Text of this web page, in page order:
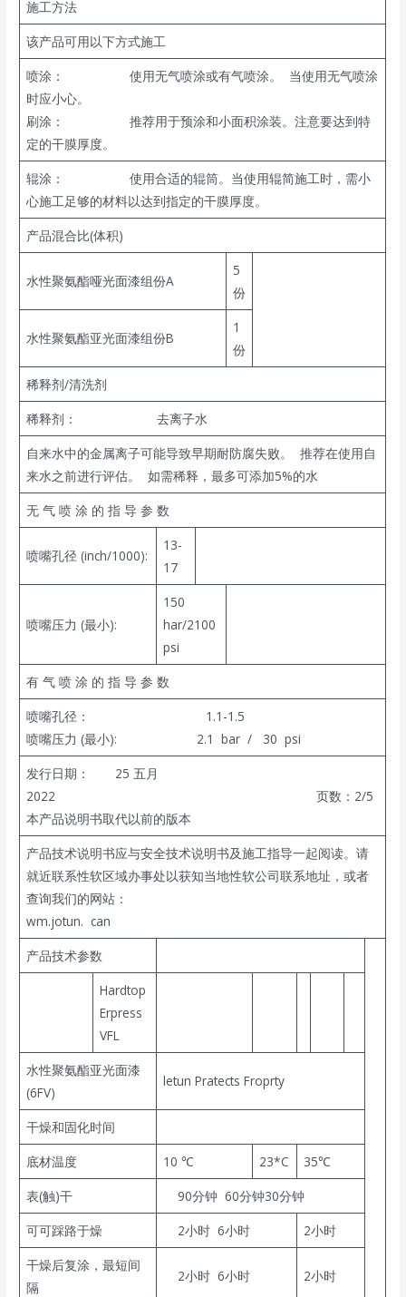
施工方法
该产品可用以下方式施工
喷涂： 使用无气喷涂或有气喷涂。 当使用无气喷涂
时应小心。
刷涂： 推荐用于预涂和小面积涂装。注意要达到特
定的干膜厚度。
辊涂： 使用合适的辊筒。当使用辊简施工时，需小
心施工足够的材料以达到指定的干膜厚度。
产品混合比(体积)
水性聚氨酯哑光面漆组份A
5
份
水性聚氨酯亚光面漆组份B
1
份
稀释剂/清洗剂
稀释剂： 去离子水
自来水中的金属离子可能导致早期耐防腐失败。 推荐在使用自
来水之前进行评估。 如需稀释，最多可添加5%的水
无 气 喷 涂 的 指 导 参 数
喷嘴孔径 (inch/1000):
13-
17
喷嘴压力 (最小):
150
har/2100
psi
有 气 喷 涂 的 指 导 参 数
喷嘴孔径： 1.1-1.5
喷嘴压力 (最小): 2.1 bar / 30 psi
发行日期： 25 五月
2022 页数：2/5
本产品说明书取代以前的版本
产品技术说明书应与安全技术说明书及施工指导一起阅读。请
就近联系性软区域办事处以获知当地性软公司联系地址，或者
查询我们的网站：
wm.jotun. can
产品技术参数
Hardtop
Erpress
VFL
水性聚氨酯亚光面漆
(6FV)
letun Pratects Froprty
干燥和固化时间
底材温度
10 ℃ 23*C
35℃
表(触)干
90分钟 60分钟30分钟
可可踩路于燥
2小时 6小时
2小时
干燥后复涂，最短间
隔
2小时 6小时 2小时